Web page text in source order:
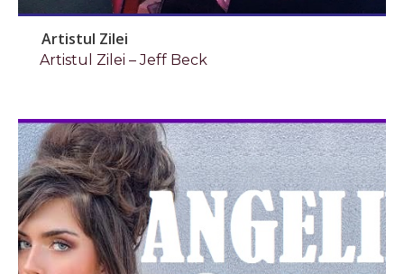
Artistul Zilei
Artistul Zilei – Jeff Beck